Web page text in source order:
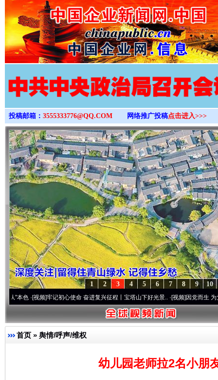
>
投稿邮箱： 3555333776@QQ.COM 网络推广投稿点击进入>>>
10
9
8
7
6
5
4
3
2
1
视频]牢记初心使命 奋进复兴征程丨宝塔山下好光景..·[视频]因党而生 为党而战——
首页 » 舆情/呼声/维权
幼儿园老师拉2名小朋